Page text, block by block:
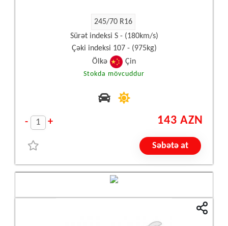
245/70 R16
Sürət indeksi S - (180km/s)
Çəki indeksi 107 - (975kg)
Ölkə
Çin
Stokda mövcuddur
- + 143 AZN
Səbətə at